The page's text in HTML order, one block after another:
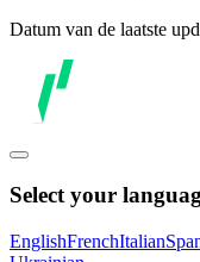
Datum van de laatste
Select your
EnglishFrenchItalian